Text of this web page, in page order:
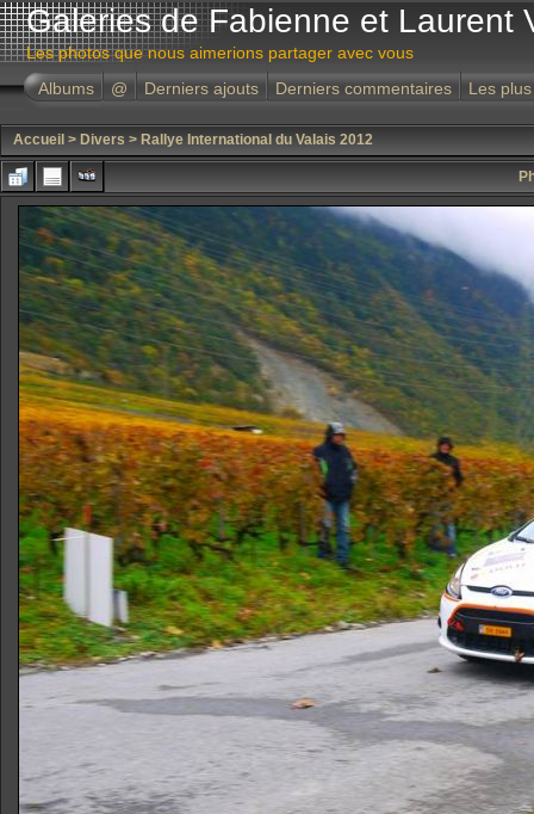
Galeries de Fabienne et Laurent
Les photos que nous aimerions partager avec vous
Albums
@ Derniers ajouts Derniers commentaires Les
Accueil > Divers > Rallye International du Valais 2012